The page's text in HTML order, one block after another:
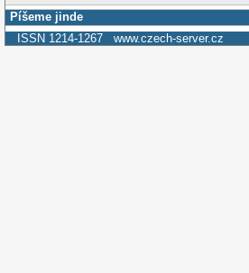
Píšeme jinde
ISSN 1214-1267 www.czech-server.cz